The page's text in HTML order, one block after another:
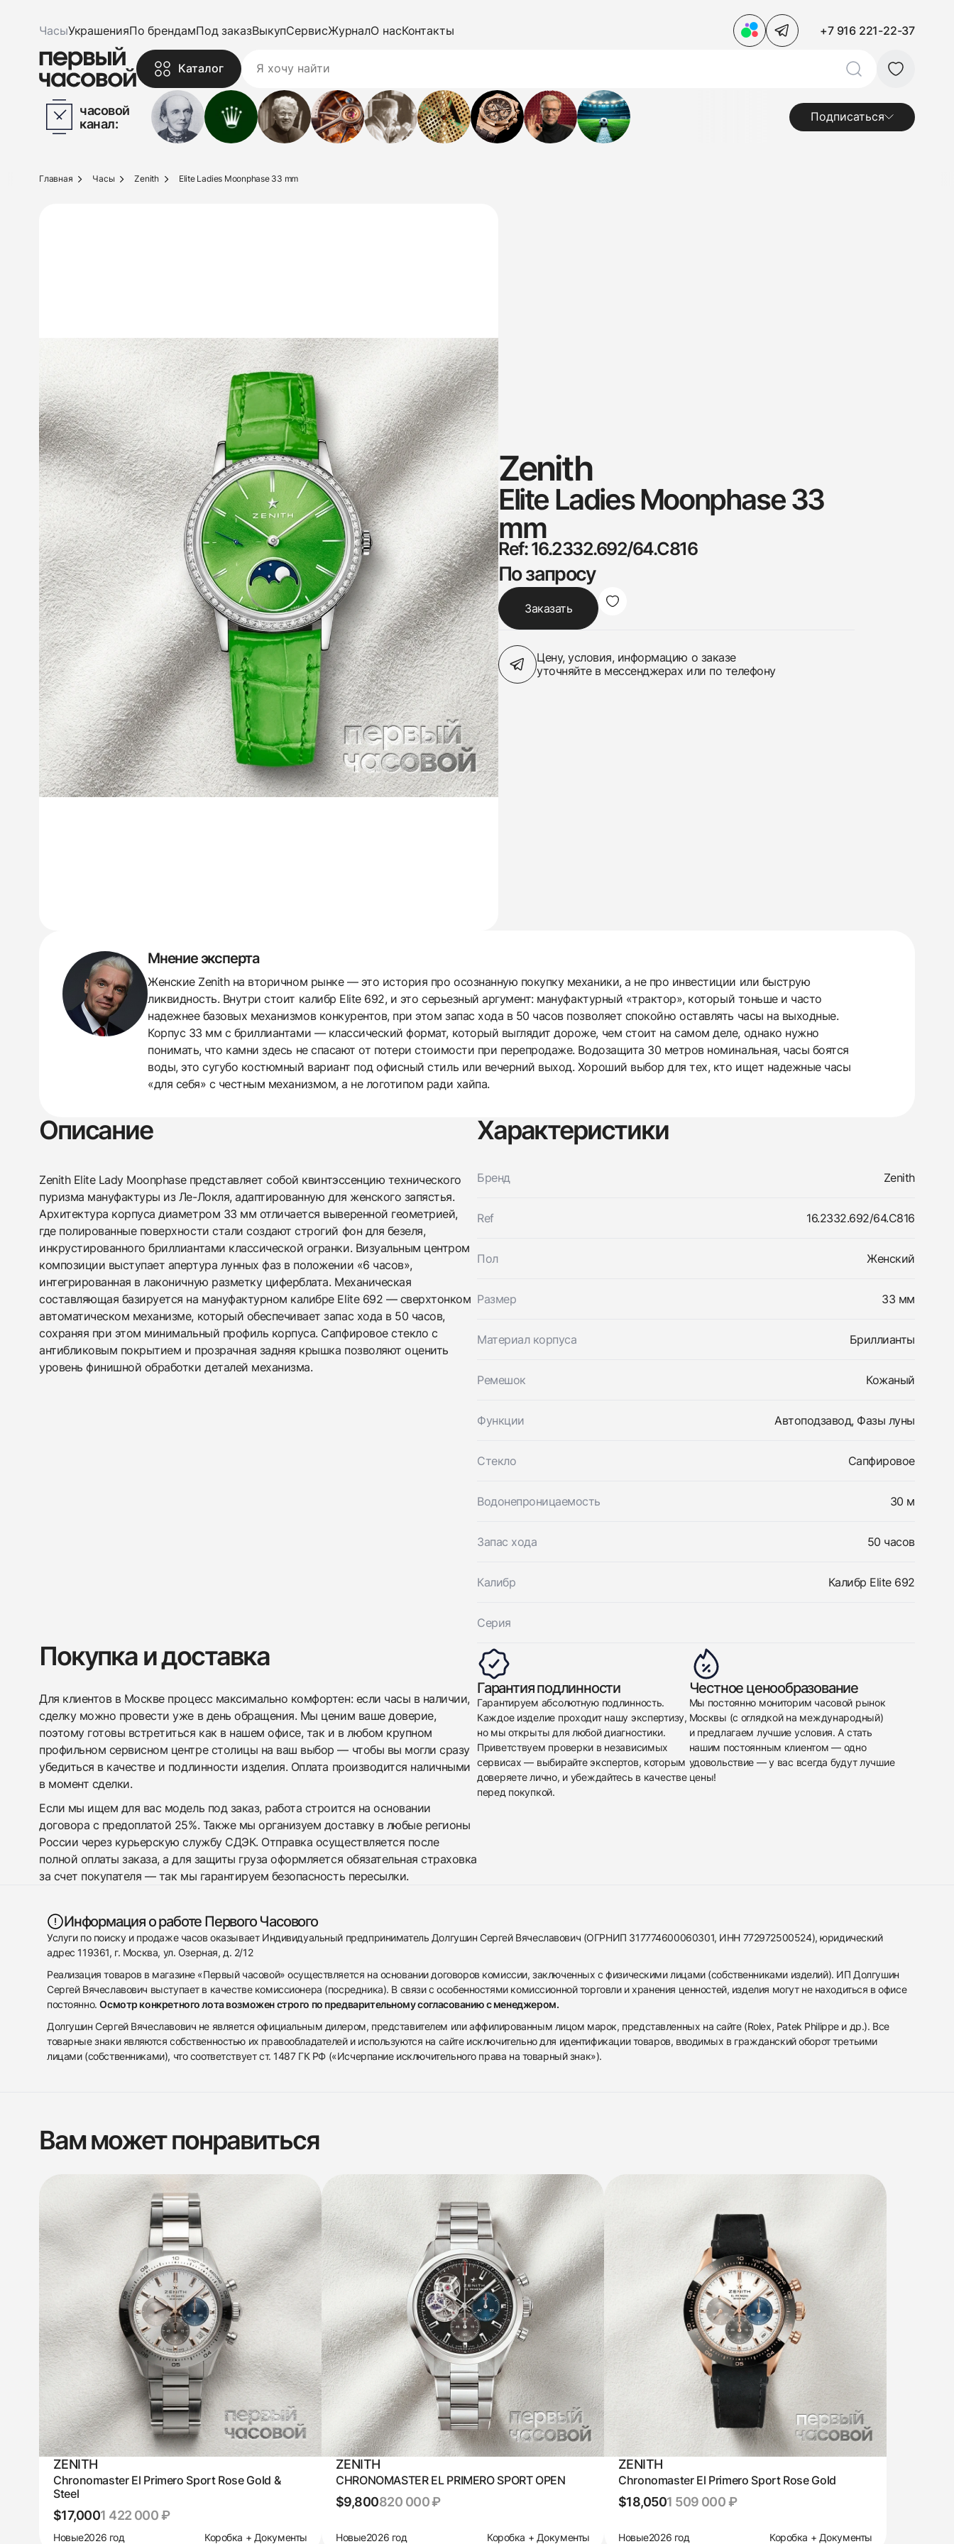
ЧасыУкрашенияПо брендамПод заказВыкупСервисЖурналО насКонтакты +7 916 221-22-37
Каталог
часовой
канал:
Подписаться
Главная Часы Zenith Elite Ladies Moonphase 33 mm
Zenith
Elite Ladies Moonphase 33
mm
Ref: 16.2332.692/64.C816
По запросу
Заказать
Цену, условия, информацию о заказе
уточняйте в мессенджерах или по телефону
Мнение эксперта
Женские Zenith на вторичном рынке — это история про осознанную покупку механики, а не про инвестиции или быструю
ликвидность. Внутри стоит калибр Elite 692, и это серьезный аргумент: мануфактурный «трактор», который тоньше и часто
надежнее базовых механизмов конкурентов, при этом запас хода в 50 часов позволяет спокойно оставлять часы на выходные.
Корпус 33 мм с бриллиантами — классический формат, который выглядит дороже, чем стоит на самом деле, однако нужно
понимать, что камни здесь не спасают от потери стоимости при перепродаже. Водозащита 30 метров номинальная, часы боятся
воды, это сугубо костюмный вариант под офисный стиль или вечерний выход. Хороший выбор для тех, кто ищет надежные часы
«для себя» с честным механизмом, а не логотипом ради хайпа.
Описание
Zenith Elite Lady Moonphase представляет собой квинтэссенцию технического
пуризма мануфактуры из Ле-Локля, адаптированную для женского запястья.
Архитектура корпуса диаметром 33 мм отличается выверенной геометрией,
где полированные поверхности стали создают строгий фон для безеля,
инкрустированного бриллиантами классической огранки. Визуальным центром
композиции выступает апертура лунных фаз в положении «6 часов»,
интегрированная в лаконичную разметку циферблата. Механическая
составляющая базируется на мануфактурном калибре Elite 692 — сверхтонком
автоматическом механизме, который обеспечивает запас хода в 50 часов,
сохраняя при этом минимальный профиль корпуса. Сапфировое стекло с
антибликовым покрытием и прозрачная задняя крышка позволяют оценить
уровень финишной обработки деталей механизма.
Характеристики
Бренд Zenith
Ref 16.2332.692/64.C816
Пол Женский
Размер 33 мм
Материал корпуса Бриллианты
Ремешок Кожаный
Функции Автоподзавод, Фазы луны
Стекло Сапфировое
Водонепроницаемость 30 м
Запас хода 50 часов
Калибр Калибр Elite 692
Серия
Покупка и доставка
Для клиентов в Москве процесс максимально комфортен: если часы в наличии,
сделку можно провести уже в день обращения. Мы ценим ваше доверие,
поэтому готовы встретиться как в нашем офисе, так и в любом крупном
профильном сервисном центре столицы на ваш выбор — чтобы вы могли сразу
убедиться в качестве и подлинности изделия. Оплата производится наличными
в момент сделки.
Если мы ищем для вас модель под заказ, работа строится на основании
договора с предоплатой 25%. Также мы организуем доставку в любые регионы
России через курьерскую службу СДЭК. Отправка осуществляется после
полной оплаты заказа, а для защиты груза оформляется обязательная страховка
за счет покупателя — так мы гарантируем безопасность пересылки.
Гарантия подлинности
Гарантируем абсолютную подлинность.
Каждое изделие проходит нашу экспертизу,
но мы открыты для любой диагностики.
Приветствуем проверки в независимых
сервисах — выбирайте экспертов, которым
доверяете лично, и убеждайтесь в качестве
перед покупкой.
Честное ценообразование
Мы постоянно мониторим часовой рынок
Москвы (с оглядкой на международный)
и предлагаем лучшие условия. А стать
нашим постоянным клиентом — одно
удовольствие — у вас всегда будут лучшие
цены!
Информация о работе Первого Часового
Услуги по поиску и продаже часов оказывает Индивидуальный предприниматель Долгушин Сергей Вячеславович (ОГРНИП 317774600060301, ИНН 772972500524), юридический
адрес 119361, г. Москва, ул. Озерная, д. 2/12
Реализация товаров в магазине «Первый часовой» осуществляется на основании договоров комиссии, заключенных с физическими лицами (собственниками изделий). ИП Долгушин
Сергей Вячеславович выступает в качестве комиссионера (посредника). В связи с особенностями комиссионной торговли и хранения ценностей, изделия могут не находиться в офисе
постоянно.Осмотр конкретного лота возможен строго по предварительному согласованию с менеджером.
Долгушин Сергей Вячеславович не является официальным дилером, представителем или аффилированным лицом марок, представленных на сайте (Rolex, Patek Philippe и др.). Все
товарные знаки являются собственностью их правообладателей и используются на сайте исключительно для идентификации товаров, вводимых в гражданский оборот третьими
лицами (собственниками), что соответствует ст. 1487 ГК РФ («Исчерпание исключительного права на товарный знак»).
Заказать эти часы
Оставьте ваши контактные данные и мы свяжемся с
вами
Elite Ladies Moonphase 33 mm
Трейд-ин часов
Оставьте ваши контактные данные и мы свяжемся с
вами
Zenith
Elite Ladies Moonphase 33 mm
Коробка + Документы
$5,400
Вам может понравиться
ZENITH
Chronomaster El Primero Sport Rose Gold &
Steel
$17,0001 422 000 ₽
Новые2026 год Коробка + Документы
ZENITH
CHRONOMASTER EL PRIMERO SPORT OPEN
$9,800820 000 ₽
Новые2026 год Коробка + Документы
ZENITH
Chronomaster El Primero Sport Rose Gold
$18,0501 509 000 ₽
Новые2026 год Коробка + Документы